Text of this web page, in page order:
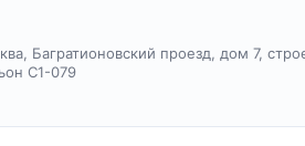
Багратионовский проезд, дом 7,
С1-079